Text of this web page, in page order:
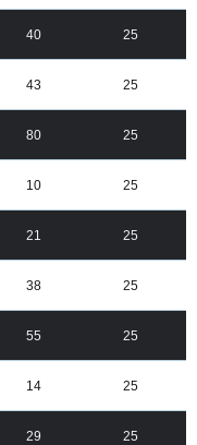
40 25
43 25
80 25
10 25
21 25
38 25
55 25
14 25
29 25